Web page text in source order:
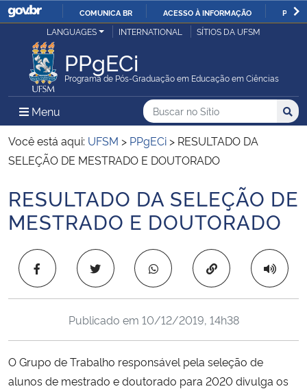
IR
COMUNICA BR ACESSO À INFORMAÇÃO
Ministério da Justiça e Segurança Pública
Ministério da Defesa
Ministério das Relações Exteriores
Ministério da Infraestrutura
Ministério da Educação
Ministério da Cidadania
LANGUAGES INTERNATIONAL SÍTIOS DA UFSM
PPgECi
Programa de Pós-Graduação em Educação em Ciências
Menu Menu Principal do Sítio
Busca
Buscar no no Sítio
Busca:
Você está aqui: UFSM > PPgECi > RESULTADO DA
SELEÇÃO DE MESTRADO E DOUTORADO
Início do conteúdo
RESULTADO DA SELEÇÃO DE
MESTRADO E DOUTORADO
Copiar para área
Publicado em 10/12/2019, 14h38
O Grupo de Trabalho responsável pela seleção de
alunos de mestrado e doutorado para 2020 divulga os